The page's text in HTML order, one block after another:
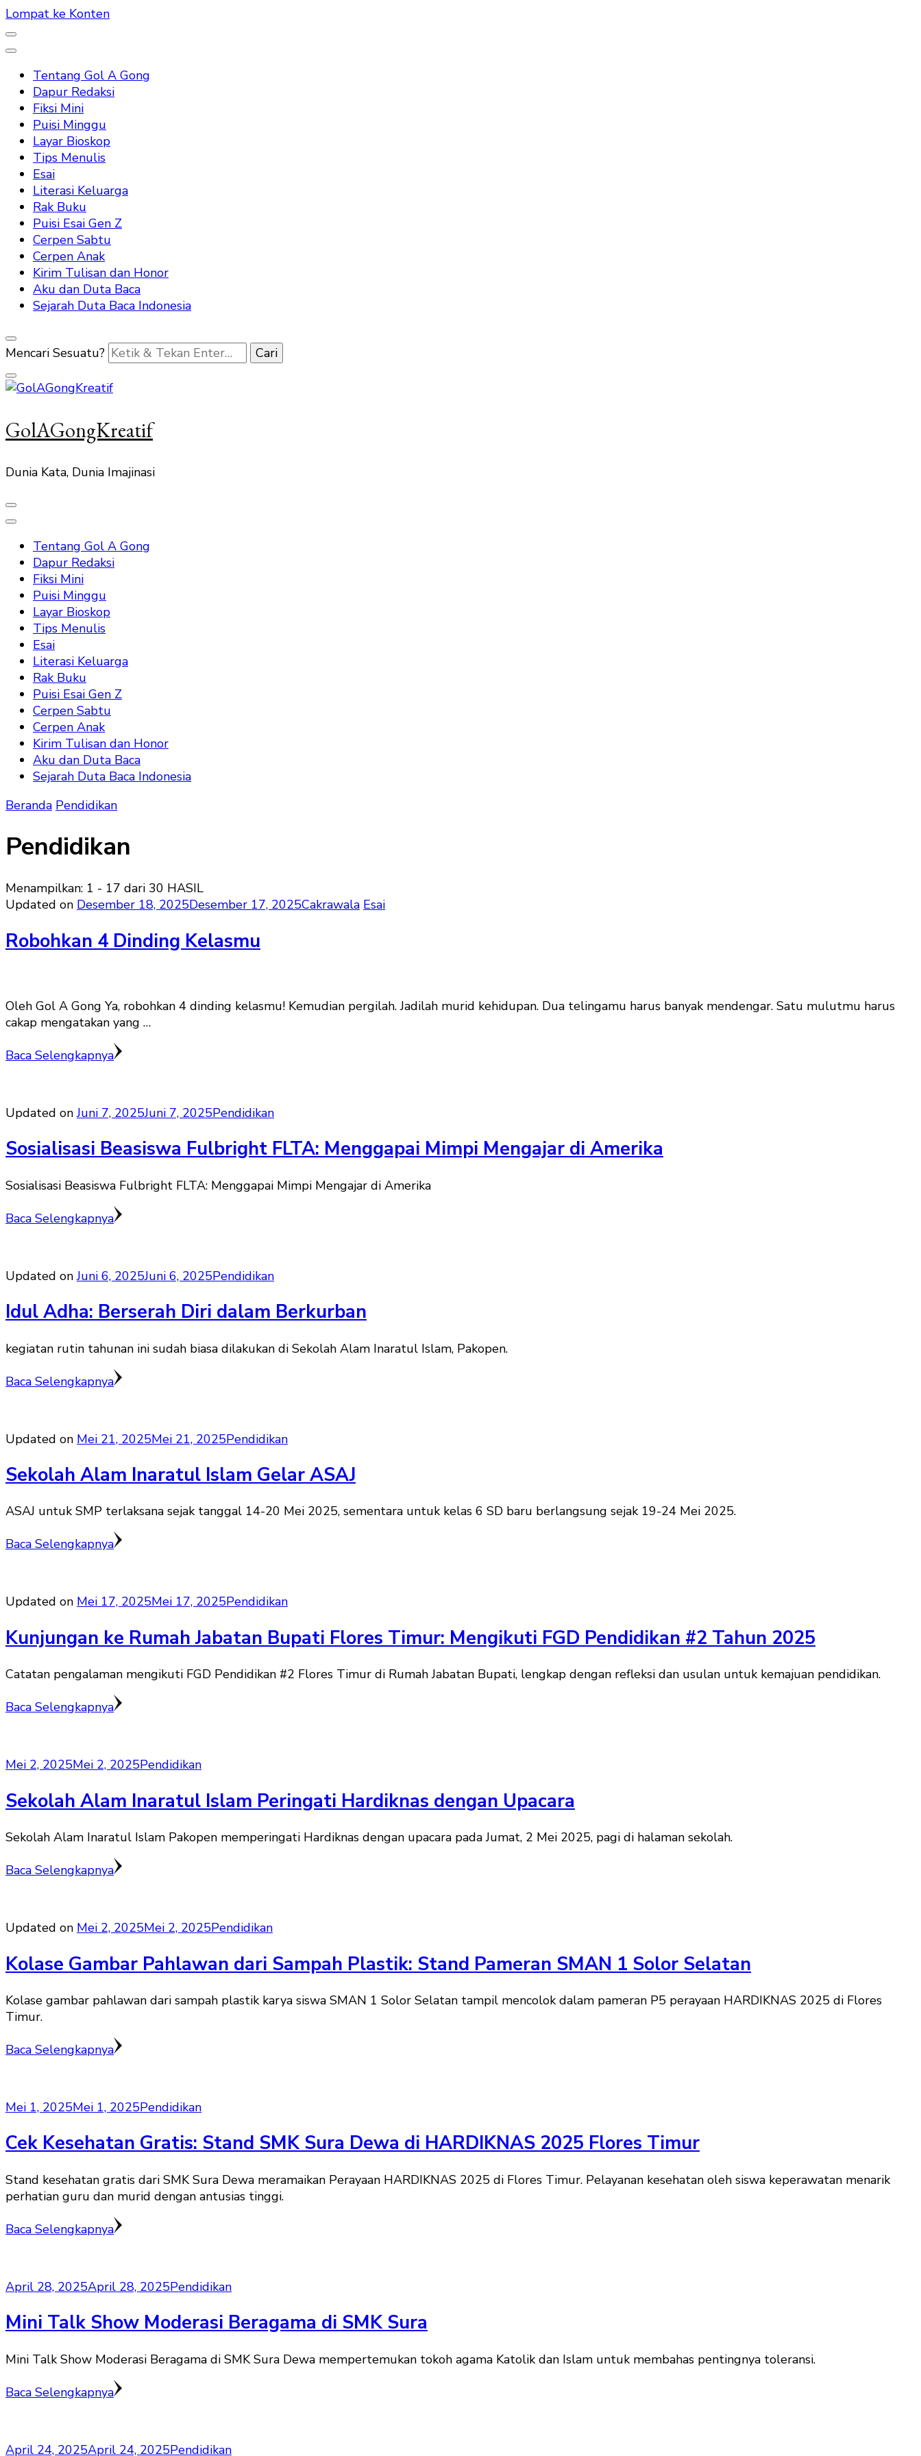
Lompat ke Konten
Tentang Gol A Gong
Dapur Redaksi
Fiksi Mini
Puisi Minggu
Layar Bioskop
Tips Menulis
Esai
Literasi Keluarga
Rak Buku
Puisi Esai Gen Z
Cerpen Sabtu
Cerpen Anak
Kirim Tulisan dan Honor
Aku dan Duta Baca
Sejarah Duta Baca Indonesia
Mencari Sesuatu?
GolAGongKreatif
Dunia Kata, Dunia Imajinasi
Tentang Gol A Gong
Dapur Redaksi
Fiksi Mini
Puisi Minggu
Layar Bioskop
Tips Menulis
Esai
Literasi Keluarga
Rak Buku
Puisi Esai Gen Z
Cerpen Sabtu
Cerpen Anak
Kirim Tulisan dan Honor
Aku dan Duta Baca
Sejarah Duta Baca Indonesia
Beranda Pendidikan
Pendidikan
Menampilkan: 1 - 17 dari 30 HASIL
Updated on Desember 18, 2025Desember 17, 2025Cakrawala Esai
Robohkan 4 Dinding Kelasmu
Oleh Gol A Gong Ya, robohkan 4 dinding kelasmu! Kemudian pergilah. Jadilah murid kehidupan. Dua telingamu harus banyak mendengar. Satu mulutmu harus
cakap mengatakan yang …
Baca Selengkapnya
Updated onJuni 7, 2025Juni 7, 2025Pendidikan
Sosialisasi Beasiswa Fulbright FLTA: Menggapai Mimpi Mengajar di Amerika
Sosialisasi Beasiswa Fulbright FLTA: Menggapai Mimpi Mengajar di Amerika
Baca Selengkapnya
Updated onJuni 6, 2025Juni 6, 2025Pendidikan
Idul Adha: Berserah Diri dalam Berkurban
kegiatan rutin tahunan ini sudah biasa dilakukan di Sekolah Alam Inaratul Islam, Pakopen.
Baca Selengkapnya
Updated on Mei 21, 2025Mei 21, 2025Pendidikan
Sekolah Alam Inaratul Islam Gelar ASAJ
ASAJ untuk SMP terlaksana sejak tanggal 14-20 Mei 2025, sementara untuk kelas 6 SD baru berlangsung sejak 19-24 Mei 2025.
Baca Selengkapnya
Updated on Mei 17, 2025Mei 17, 2025Pendidikan
Kunjungan ke Rumah Jabatan Bupati Flores Timur: Mengikuti FGD Pendidikan #2 Tahun 2025
Catatan pengalaman mengikuti FGD Pendidikan #2 Flores Timur di Rumah Jabatan Bupati, lengkap dengan refleksi dan usulan untuk kemajuan pendidikan.
Baca Selengkapnya
Mei 2, 2025Mei 2, 2025Pendidikan
Sekolah Alam Inaratul Islam Peringati Hardiknas dengan Upacara
Sekolah Alam Inaratul Islam Pakopen memperingati Hardiknas dengan upacara pada Jumat, 2 Mei 2025, pagi di halaman sekolah.
Baca Selengkapnya
Updated on Mei 2, 2025Mei 2, 2025Pendidikan
Kolase Gambar Pahlawan dari Sampah Plastik: Stand Pameran SMAN 1 Solor Selatan
Kolase gambar pahlawan dari sampah plastik karya siswa SMAN 1 Solor Selatan tampil mencolok dalam pameran P5 perayaan HARDIKNAS 2025 di Flores
Timur.
Baca Selengkapnya
Mei 1, 2025Mei 1, 2025Pendidikan
Cek Kesehatan Gratis: Stand SMK Sura Dewa di HARDIKNAS 2025 Flores Timur
Stand kesehatan gratis dari SMK Sura Dewa meramaikan Perayaan HARDIKNAS 2025 di Flores Timur. Pelayanan kesehatan oleh siswa keperawatan menarik
perhatian guru dan murid dengan antusias tinggi.
Baca Selengkapnya
April 28, 2025April 28, 2025Pendidikan
Mini Talk Show Moderasi Beragama di SMK Sura
Mini Talk Show Moderasi Beragama di SMK Sura Dewa mempertemukan tokoh agama Katolik dan Islam untuk membahas pentingnya toleransi.
Baca Selengkapnya
April 24, 2025April 24, 2025Pendidikan